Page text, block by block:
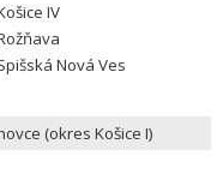
IV
Nová Ves